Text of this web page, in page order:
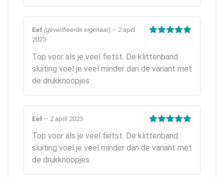
Eef (geverifieerde eigenaar) – 2 april
2025
Top voor als je veel fietst. De klittenband
sluiting voel je veel minder dan de variant met
de drukknoopjes.
5uit 5
Eef – 2 april 2025
Top voor als je veel fietst. De klittenband
sluiting voel je veel minder dan de variant met
de drukknoopjes.